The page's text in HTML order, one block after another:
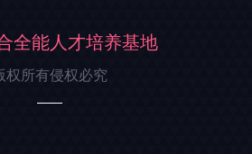
全能人才培养基地
权所有侵权必究